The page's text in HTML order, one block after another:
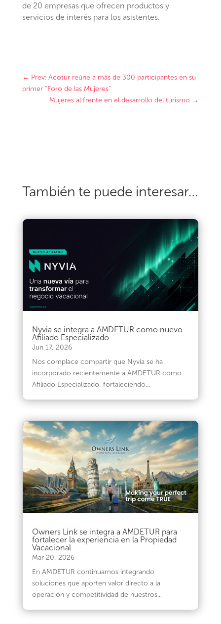
de 20 empresas que ofrecen productos y
servicios de interés para los asistentes.
← Prev: Acotur reúne a más de 300 participantes en su
primer "Foro de las Mujeres"
Mujeres al frente en el desarrollo del turismo →
También te puede interesar…
Nyvia se integra a AMDETUR como nuevo
Afiliado Especializado
Jun 17, 2026
Nos complace compartir que Nyvia se ha
incorporado recientemente a AMDETUR como
Afiliado Especializado, fortaleciendo...
Owners Link se integra a AMDETUR para
fortalecer la experiencia en la Propiedad
Vacacional
Mar 20, 2026
En AMDETUR continuamos integrando
soluciones que aporten valor directo a la
operación y competitividad de nuestros...